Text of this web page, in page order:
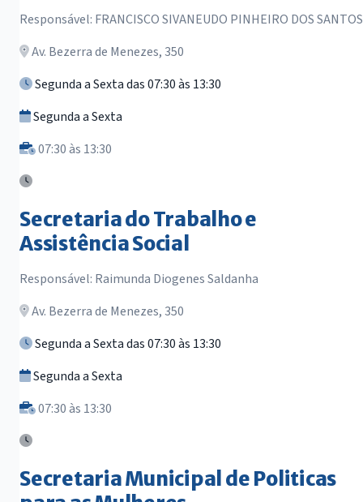
Responsável: FRANCISCO SIVANEUDO PINHEIRO DOS SANTOS
Av. Bezerra de Menezes, 350
Segunda a Sexta das 07:30 às 13:30
Segunda a Sexta
07:30 às 13:30
Secretaria do Trabalho e
Assistência Social
Responsável: Raimunda Diogenes Saldanha
Av. Bezerra de Menezes, 350
Segunda a Sexta das 07:30 às 13:30
Segunda a Sexta
07:30 às 13:30
Secretaria Municipal de Politicas